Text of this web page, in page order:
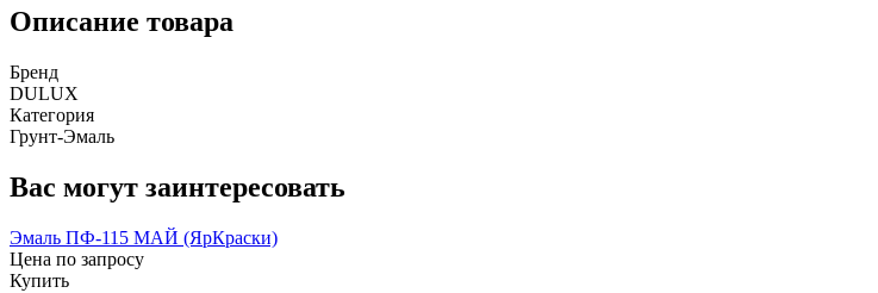
Описание товара
Бренд
DULUX
Категория
Грунт-Эмаль
Вас могут заинтересовать
Эмаль ПФ-115 МАЙ (ЯрКраски)
Цена по запросу
Купить